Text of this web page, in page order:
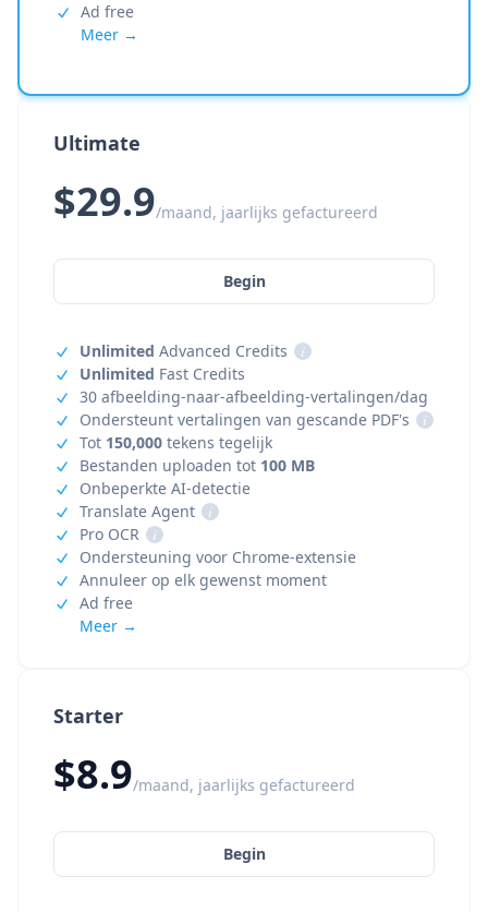
Starter
$8.9/maand, jaarlijks gefactureerd
Begin
Ad free
Meer →
Ultimate
$29.9/maand, jaarlijks gefactureerd
Begin
Unlimited Advanced Credits
i
Unlimited Fast Credits
30 afbeelding-naar-afbeelding-vertalingen/dag
Ondersteunt vertalingen van gescande PDF's
i
Tot 150,000 tekens tegelijk
Bestanden uploaden tot 100 MB
Onbeperkte AI-detectie
Translate Agent
i
Pro OCR
i
Ondersteuning voor Chrome-extensie
Annuleer op elk gewenst moment
Ad free
Meer →